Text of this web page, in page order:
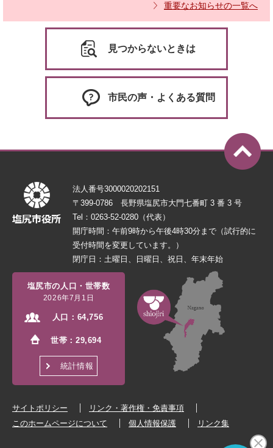
重要なお知らせの一覧へ
見つからないときは
市民の声・よくある質問
法人番号3000020202151
〒399-0786 長野県塩尻市大門七番町 3 番 3 号
Tel：0263-52-0280（代表）
開庁時間：午前9時から午後4時30分まで（試行的に
受付時間を変更しています。）
閉庁日：土曜日、日曜日、祝日、年末年始
塩尻市の人口・世帯数
2026年7月1日
人口： 64,756
世帯：29,694
統計情報
サイトポリシー
リンク・著作権・免責事項
このホームページについて
個人情報保護 リンク集